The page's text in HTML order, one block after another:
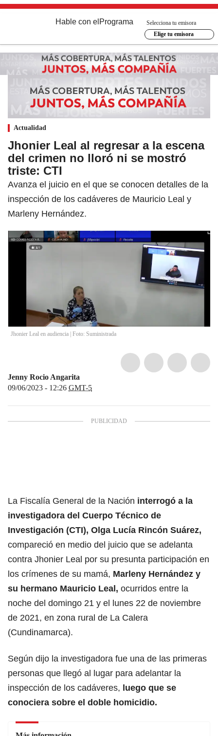
Hable con el Programa
Selecciona tu emisora
Elige tu emisora
Actualidad
Jhonier Leal al regresar a la escena
del crimen no lloró ni se mostró
triste: CTI
Avanza el juicio en el que se conocen detalles de la
inspección de los cadáveres de Mauricio Leal y
Marleny Hernández.
Jhonier Leal en audiencia | Foto: Suministrada
Jenny Rocio Angarita
09/06/2023 - 12:26 GMT-5
La Fiscalía General de la Nación interrogó a la
investigadora del Cuerpo Técnico de
Investigación (CTI), Olga Lucía Rincón Suárez,
compareció en medio del juicio que se adelanta
contra Jhonier Leal por su presunta participación en
los crímenes de su mamá, Marleny Hernández y
su hermano Mauricio Leal , ocurridos entre la
noche del domingo 21 y el lunes 22 de noviembre
de 2021, en zona rural de La Calera
(Cundinamarca).
Según dijo la investigadora fue una de las primeras
personas que llegó al lugar para adelantar la
inspección de los cadáveres, luego que se
conociera sobre el doble homicidio.